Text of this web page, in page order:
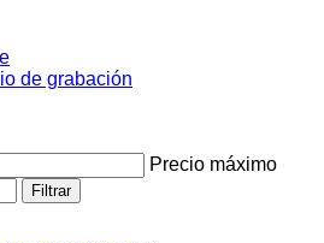
de grabación
Precio máximo
Filtrar